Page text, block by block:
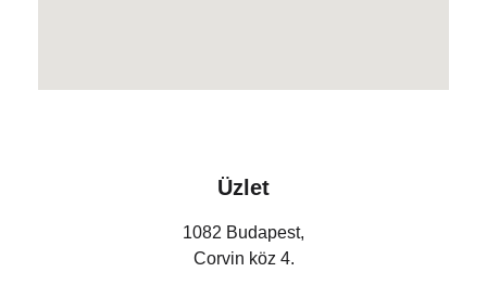
Üzlet
1082 Budapest,
Corvin köz 4.